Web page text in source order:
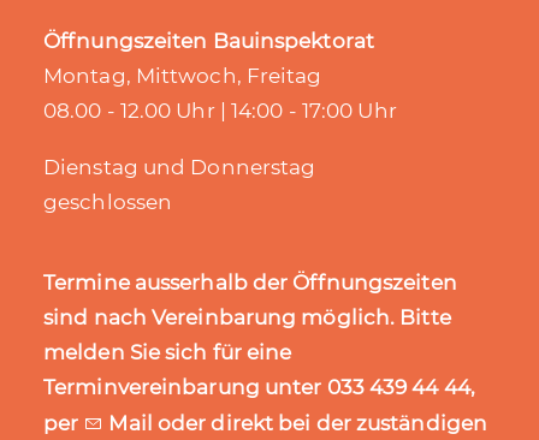
Öffnungszeiten Bauinspektorat
Montag, Mittwoch, Freitag
08.00 - 12.00 Uhr | 14:00 - 17:00 Uhr
Dienstag und Donnerstag
geschlossen
Termine ausserhalb der Öffnungszeiten
sind nach Vereinbarung möglich. Bitte
melden Sie sich für eine
Terminvereinbarung unter 033 439 44 44,
per
Mail oder direkt bei der zuständigen